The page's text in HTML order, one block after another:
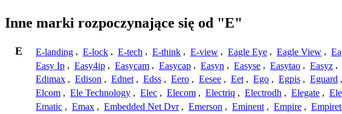
Inne marki rozpoczynające się od "E"
E E-landing , E-lock , E-tech , E-think , E-view , Eagle Eye , Eagle View ,
Easy Ip , Easy4ip , Easycam , Easycap , Easyn , Easyse , Easytao , Easyz ,
Edimax , Edison , Ednet , Edss , Eero , Eesee , Eet , Ego , Egpis , Eguard ,
Elcom , Ele Technology , Elec , Elecom , Electriq , Electrodh , Elegate ,
Ematic , Emax , Embedded Net Dvr , Emerson , Eminent , Empire ,